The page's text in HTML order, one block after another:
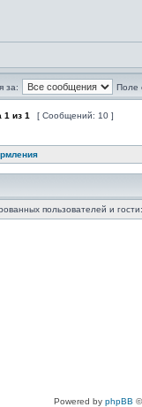
за: Поле
1 из 1 [ Сообщений: 10 ]
пользователей и
Powered by phpBB